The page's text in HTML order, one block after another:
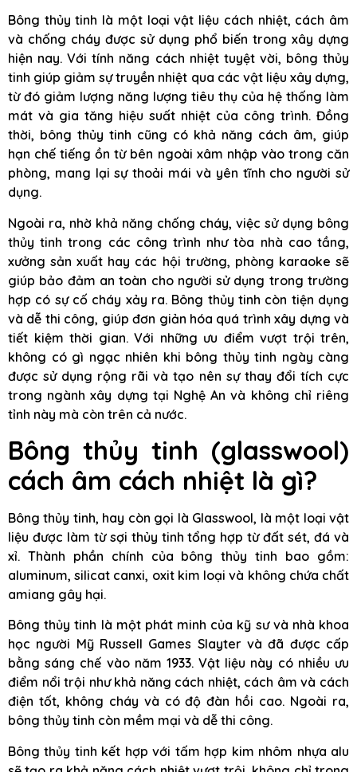
Bông thủy tinh là một loại vật liệu cách nhiệt, cách âm
và chống cháy được sử dụng phổ biến trong xây dựng
hiện nay. Với tính năng cách nhiệt tuyệt vời, bông thủy
tinh giúp giảm sự truyền nhiệt qua các vật liệu xây dựng,
từ đó giảm lượng năng lượng tiêu thụ của hệ thống làm
mát và gia tăng hiệu suất nhiệt của công trình. Đồng
thời, bông thủy tinh cũng có khả năng cách âm, giúp
hạn chế tiếng ồn từ bên ngoài xâm nhập vào trong căn
phòng, mang lại sự thoải mái và yên tĩnh cho người sử
dụng.
Ngoài ra, nhờ khả năng chống cháy, việc sử dụng bông
thủy tinh trong các công trình như tòa nhà cao tầng,
xưởng sản xuất hay các hội trường, phòng karaoke sẽ
giúp bảo đảm an toàn cho người sử dụng trong trường
hợp có sự cố cháy xảy ra. Bông thủy tinh còn tiện dụng
và dễ thi công, giúp đơn giản hóa quá trình xây dựng và
tiết kiệm thời gian. Với những ưu điểm vượt trội trên,
không có gì ngạc nhiên khi bông thủy tinh ngày càng
được sử dụng rộng rãi và tạo nên sự thay đổi tích cực
trong ngành xây dựng tại Nghệ An và không chỉ riêng
tỉnh này mà còn trên cả nước.
Bông thủy tinh (glasswool)
cách âm cách nhiệt là gì?
Bông thủy tinh, hay còn gọi là Glasswool, là một loại vật
liệu được làm từ sợi thủy tinh tổng hợp từ đất sét, đá và
xỉ. Thành phần chính của bông thủy tinh bao gồm:
aluminum, silicat canxi, oxit kim loại và không chứa chất
amiang gây hại.
Bông thủy tinh là một phát minh của kỹ sư và nhà khoa
học người Mỹ Russell Games Slayter và đã được cấp
bằng sáng chế vào năm 1933. Vật liệu này có nhiều ưu
điểm nổi trội như khả năng cách nhiệt, cách âm và cách
điện tốt, không cháy và có độ đàn hồi cao. Ngoài ra,
bông thủy tinh còn mềm mại và dễ thi công.
Bông thủy tinh kết hợp với tấm hợp kim nhôm nhựa alu